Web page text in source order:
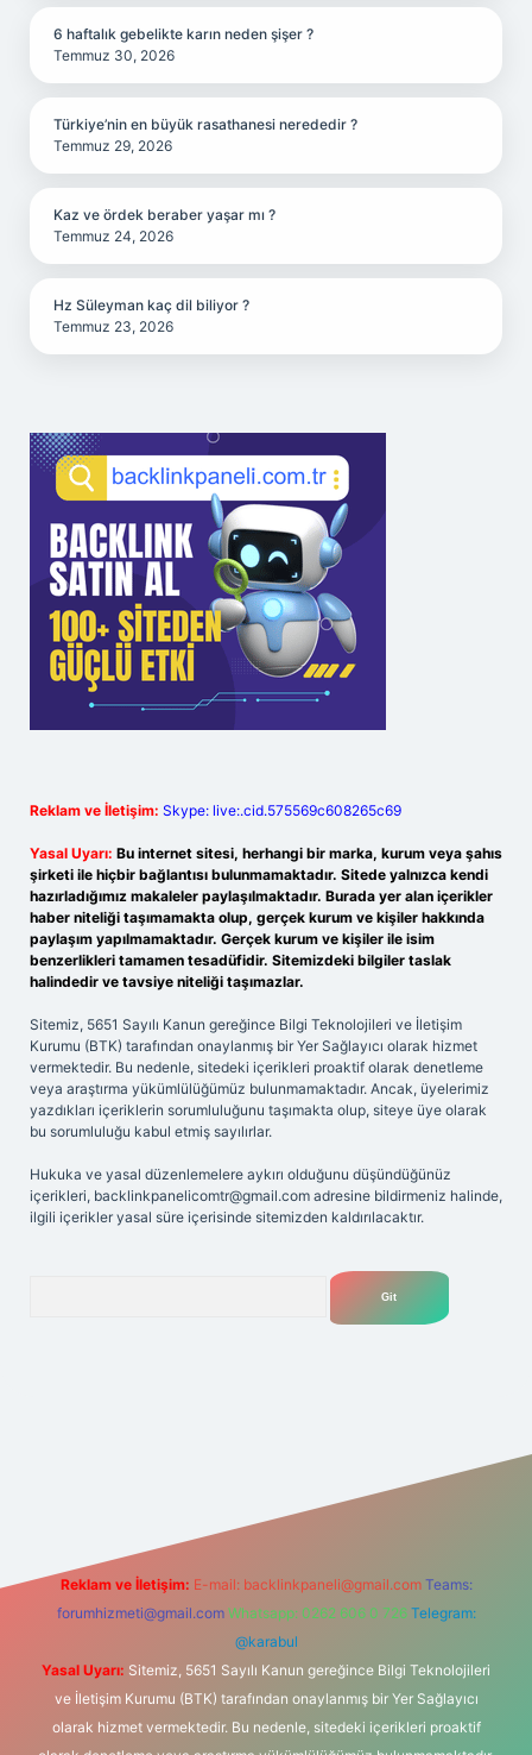
6 haftalık gebelikte karın neden şişer ?
Temmuz 30, 2026
Türkiye’nin en büyük rasathanesi nerededir ?
Temmuz 29, 2026
Kaz ve ördek beraber yaşar mı ?
Temmuz 24, 2026
Hz Süleyman kaç dil biliyor ?
Temmuz 23, 2026
Reklam ve İletişim: Skype: live:.cid.575569c608265c69
Yasal Uyarı: Bu internet sitesi, herhangi bir marka, kurum veya şahıs
şirketi ile hiçbir bağlantısı bulunmamaktadır. Sitede yalnızca kendi
hazırladığımız makaleler paylaşılmaktadır. Burada yer alan içerikler
haber niteliği taşımamakta olup, gerçek kurum ve kişiler hakkında
paylaşım yapılmamaktadır. Gerçek kurum ve kişiler ile isim
benzerlikleri tamamen tesadüfidir. Sitemizdeki bilgiler taslak
halindedir ve tavsiye niteliği taşımazlar.
Sitemiz, 5651 Sayılı Kanun gereğince Bilgi Teknolojileri ve İletişim
Kurumu (BTK) tarafından onaylanmış bir Yer Sağlayıcı olarak hizmet
vermektedir. Bu nedenle, sitedeki içerikleri proaktif olarak denetleme
veya araştırma yükümlülüğümüz bulunmamaktadır. Ancak, üyelerimiz
yazdıkları içeriklerin sorumluluğunu taşımakta olup, siteye üye olarak
bu sorumluluğu kabul etmiş sayılırlar.
Hukuka ve yasal düzenlemelere aykırı olduğunu düşündüğünüz
içerikleri, backlinkpanelicomtr@gmail.com adresine bildirmeniz halinde,
ilgili içerikler yasal süre içerisinde sitemizden kaldırılacaktır.
Reklam ve İletişim: E-mail: backlinkpaneli@gmail.com Teams:
forumhizmeti@gmail.com Whatsapp: 0262 606 0 726 Telegram:
@karabul
Yasal Uyarı: Sitemiz, 5651 Sayılı Kanun gereğince Bilgi Teknolojileri
ve İletişim Kurumu (BTK) tarafından onaylanmış bir Yer Sağlayıcı
olarak hizmet vermektedir. Bu nedenle, sitedeki içerikleri proaktif